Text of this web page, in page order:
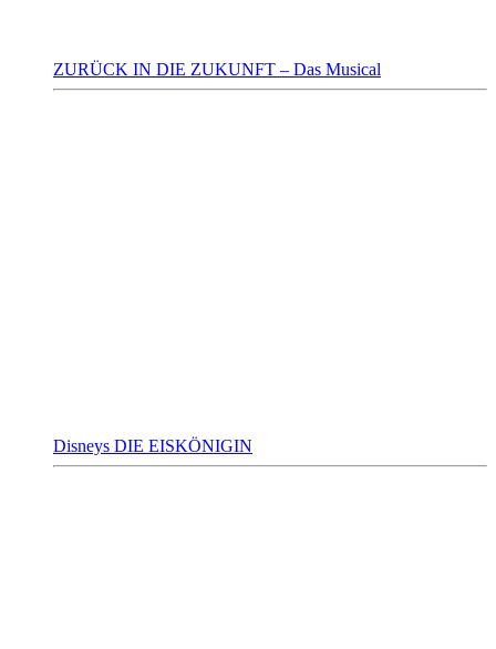
ZURÜCK IN DIE ZUKUNFT – Das Musical
Disneys DIE EISKÖNIGIN